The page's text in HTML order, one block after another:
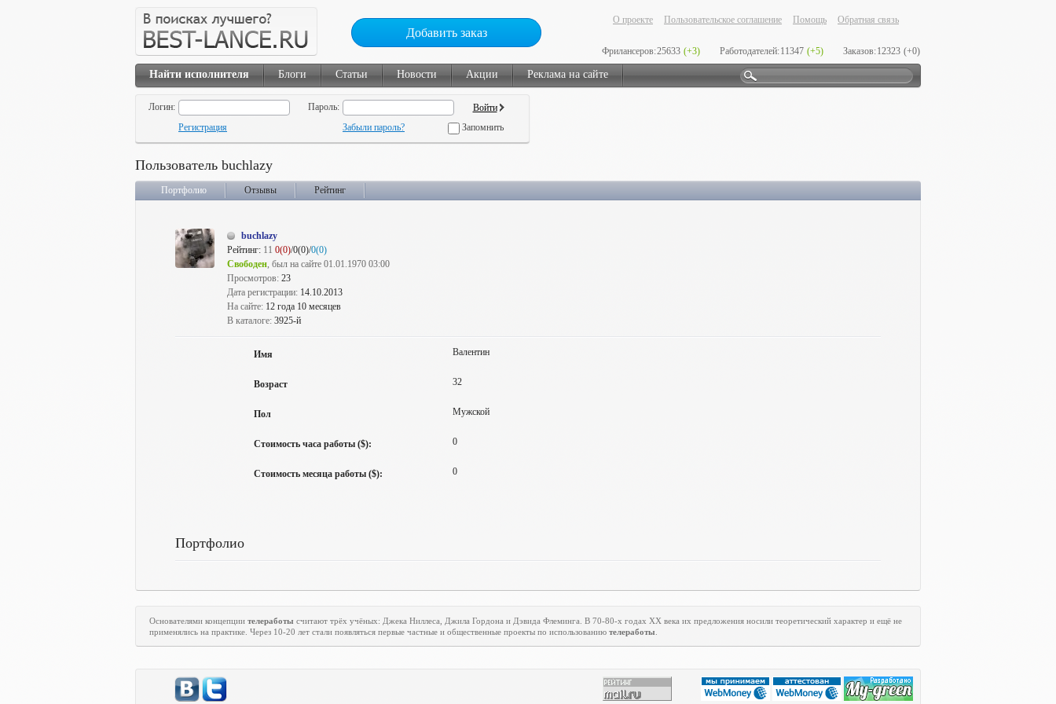
Добавить заказ
О проекте Пользовательское соглашение Помощь Обратная связь
Фрилансеров:25633 (+3) Работодателей:11347 (+5) Заказов:12323 (+0)
Найти исполнителя Блоги Статьи Новости Акции Реклама на сайте
Логин:
Пароль:
Регистрация
Забыли пароль? Запомнить
Пользователь buchlazy
Портфолио Отзывы Рейтинг
buchlazy
Рейтинг: 11 0(0)/0(0)/0(0)
Свободен, был на сайте 01.01.1970 03:00
Просмотров: 23
Дата регистрации: 14.10.2013
На сайте: 12 года 10 месяцев
В каталоге: 3925-й
Имя Валентин
Возраст 32
Пол Мужской
Стоимость часа работы ($): 0
Стоимость месяца работы ($): 0
Портфолио
Основателями концепции телеработы считают трёх учёных: Джека Ниллеса, Джила Гордона и Дэвида Флеминга. В 70-80-х годах XX века их предложения носили теоретический характер и ещё не
применялись на практике. Через 10-20 лет стали появляться первые частные и общественные проекты по использованию телеработы